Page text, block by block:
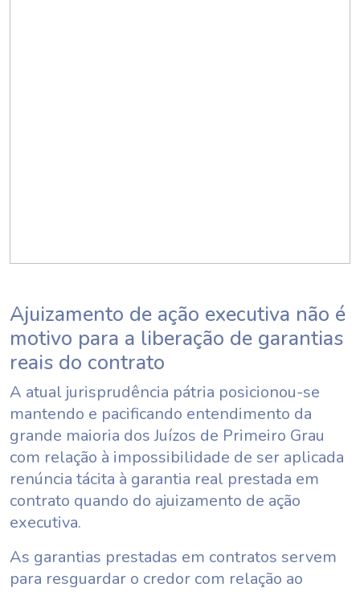
Ajuizamento de ação executiva não é
motivo para a liberação de garantias
reais do contrato
A atual jurisprudência pátria posicionou-se
mantendo e pacificando entendimento da
grande maioria dos Juízos de Primeiro Grau
com relação à impossibilidade de ser aplicada
renúncia tácita à garantia real prestada em
contrato quando do ajuizamento de ação
executiva.
As garantias prestadas em contratos servem
para resguardar o credor com relação ao